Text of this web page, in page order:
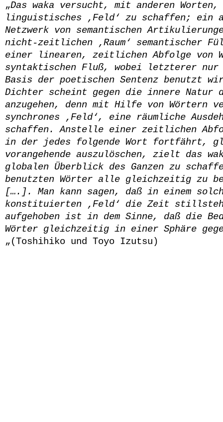
„Das waka versucht, mit anderen
linguistisches ‚Feld‘ zu schaffen; ein
Netzwerk von semantischen
nicht-zeitlichen ‚Raum‘ semantischer
einer linearen, zeitlichen Abfolge von
syntaktischen Fluß, wobei letzterer nur
Basis der poetischen Sentenz benutzt
Dichter scheint gegen die innere Natur
anzugehen, denn mit Hilfe von Wörtern
synchrones ‚Feld‘, eine räumliche
schaffen. Anstelle einer zeitlichen
in der jedes folgende Wort fortfährt,
vorangehende auszulöschen, zielt das
globalen Überblick des Ganzen zu
benutzten Wörter alle gleichzeitig zu
[….]. Man kann sagen, daß in einem
konstituierten ‚Feld‘ die Zeit
aufgehoben ist in dem Sinne, daß die
Wörter gleichzeitig in einer Sphäre
„(Toshihiko und Toyo Izutsu)